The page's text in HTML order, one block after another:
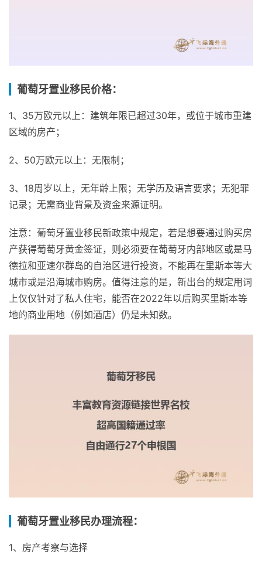
葡萄牙置业移民价格：
1、35万欧元以上：建筑年限已超过30年，或位于城市重建
区域的房产；
2、50万欧元以上：无限制；
3、18周岁以上，无年龄上限；无学历及语言要求；无犯罪
记录；无需商业背景及资金来源证明。
注意：葡萄牙置业移民新政策中规定，若是想要通过购买房
产获得葡萄牙黄金签证，则必须要在葡萄牙内部地区或是马
德拉和亚速尔群岛的自治区进行投资，不能再在里斯本等大
城市或是沿海城市购房。值得注意的是，新出台的规定用词
上仅仅针对了私人住宅，能否在2022年以后购买里斯本等
地的商业用地（例如酒店）仍是未知数。
葡萄牙置业移民办理流程：
1、房产考察与选择